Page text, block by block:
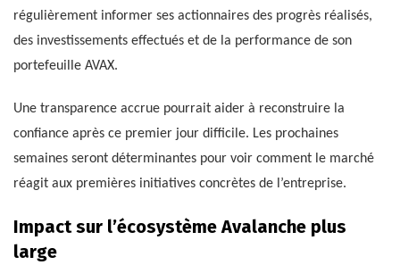
régulièrement informer ses actionnaires des progrès réalisés,
des investissements effectués et de la performance de son
portefeuille AVAX.
Une transparence accrue pourrait aider à reconstruire la
confiance après ce premier jour difficile. Les prochaines
semaines seront déterminantes pour voir comment le marché
réagit aux premières initiatives concrètes de l’entreprise.
Impact sur l’écosystème Avalanche plus
large